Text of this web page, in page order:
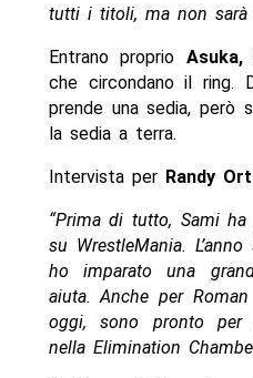
tutti i titoli, ma non sarà
Entrano proprio
che circondano il ring.
prende una sedia, però
la sedia a terra.
Intervista per Randy
“Prima di tutto, Sami
su WrestleMania.
ho imparato una
aiuta. Anche per
oggi, sono pronto
nella Elimination